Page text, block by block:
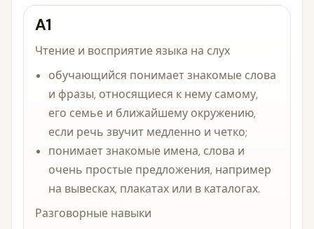
A1
Чтение и восприятие языка на слух
обучающийся понимает знакомые слова
и фразы, относящиеся к нему самому,
его семье и ближайшему окружению,
если речь звучит медленно и четко;
понимает знакомые имена, слова и
очень простые предложения, например
на вывесках, плакатах или в каталогах.
Разговорные навыки